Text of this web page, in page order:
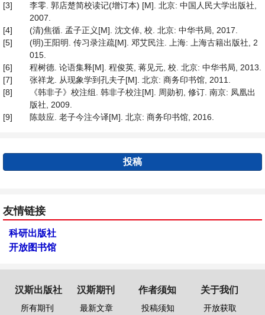
[3]
李零. 郭店楚简校读记(增订本) [M]. 北京: 中国人民大学出版社,
2007.
[4]
(清)焦循. 孟子正义[M]. 沈文倬, 校. 北京: 中华书局, 2017.
[5]
(明)王阳明. 传习录注疏[M]. 邓艾民注. 上海: 上海古籍出版社, 2
015.
[6]
程树德. 论语集释[M]. 程俊英, 蒋见元, 校. 北京: 中华书局, 2013.
[7]
张祥龙. 从现象学到孔夫子[M]. 北京: 商务印书馆, 2011.
[8]
《韩非子》校注组. 韩非子校注[M]. 周勋初, 修订. 南京: 凤凰出
版社, 2009.
[9]
陈鼓应. 老子今注今译[M]. 北京: 商务印书馆, 2016.
投稿
友情链接
科研出版社
开放图书馆
汉斯出版社
所有期刊
汉斯期刊
最新文章
作者须知
投稿须知
关于我们
开放获取